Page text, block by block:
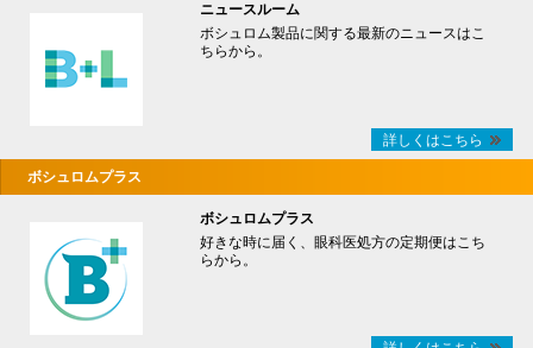
ニュースルーム
ボシュロム製品に関する最新のニュースはこ
ちらから。
詳しくはこちら
ボシュロムプラス
ボシュロムプラス
好きな時に届く、眼科医処方の定期便はこち
らから。